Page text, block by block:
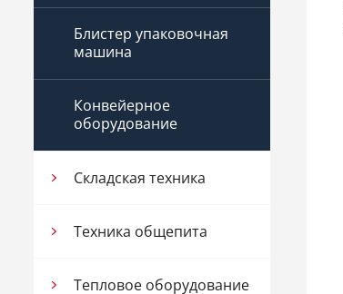
Блистер упаковочная
машина
Конвейерное
оборудование
Складская техника
Техника общепита
Тепловое оборудование